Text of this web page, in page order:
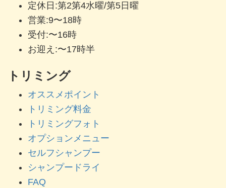
定休日:第2第4水曜/第5日曜
営業:9〜18時
受付:〜16時
お迎え:〜17時半
トリミング
オススメポイント
トリミング料金
トリミングフォト
オプションメニュー
セルフシャンプー
シャンプードライ
FAQ